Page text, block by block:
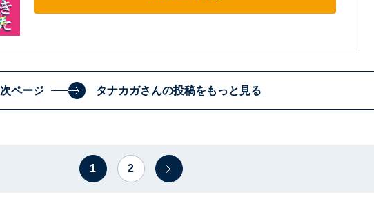
次ページ タナカガさんの投稿をもっと見る
1 2